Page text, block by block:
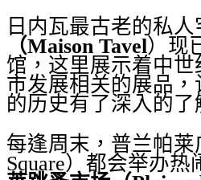
日内瓦最古老的私人
（Maison Tavel）现
馆，这里展示着中
市发展相关的展品
的历史有了深入的了
每逢周末，普兰帕莱
Square）都会举办热